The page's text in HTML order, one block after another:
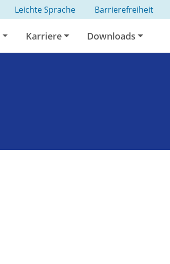
Leichte Sprache Barrierefreiheit
Karriere Downloads